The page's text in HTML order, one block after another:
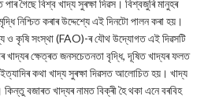
গৈছে বিশ্ব খাদ্য সুৰক্ষা দিৱস। বিশ্বজুৰি মানুহৰ
নিশ্চিত কৰাৰ উদ্দেশ্যে এই দিনটো পালন কৰা হয়।
ও কৃষি সংস্থা (FAO)-ৰ যৌথ উদ্যোগত এই দিৱসটি
খাদ্যৰ ক্ষেত্ৰত জনসচেতনতা বৃদ্ধি, দূষিত খাদ্যৰ ফলত
কথা খাদ্য সুৰক্ষা দিৱসত আলোচিত হয়। খাদ্য
কিন্তু বজাৰত খাদ্যৰ নামত বিক্ৰী হৈ থকা এনে বৰবিহ